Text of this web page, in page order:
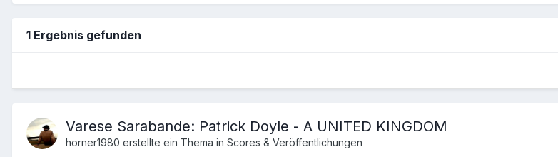
1 Ergebnis gefunden
Varese Sarabande: Patrick Doyle - A UNITED KINGDOM
horner1980 erstellte ein Thema in Scores & Veröffentlichungen